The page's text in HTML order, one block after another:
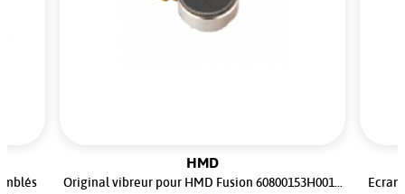
HMD
Original vibreur pour HMD Fusion 60800153H001...
Ecran